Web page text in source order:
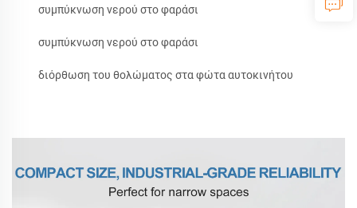
συμπύκνωση νερού στο φαράσι
συμπύκνωση νερού στο φαράσι
διόρθωση του θολώματος στα φώτα αυτοκινήτου